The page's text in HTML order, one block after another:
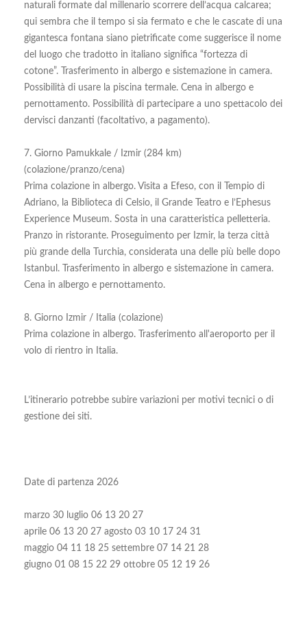
naturali formate dal millenario scorrere dell’acqua calcarea;
qui sembra che il tempo si sia fermato e che le cascate di una
gigantesca fontana siano pietrificate come suggerisce il nome
del luogo che tradotto in italiano significa “fortezza di
cotone”. Trasferimento in albergo e sistemazione in camera.
Possibilità di usare la piscina termale. Cena in albergo e
pernottamento. Possibilità di partecipare a uno spettacolo dei
dervisci danzanti (facoltativo, a pagamento).
7. Giorno Pamukkale / Izmir (284 km)
(colazione/pranzo/cena)
Prima colazione in albergo. Visita a Efeso, con il Tempio di
Adriano, la Biblioteca di Celsio, il Grande Teatro e l’Ephesus
Experience Museum. Sosta in una caratteristica pelletteria.
Pranzo in ristorante. Proseguimento per Izmir, la terza città
più grande della Turchia, considerata una delle più belle dopo
Istanbul. Trasferimento in albergo e sistemazione in camera.
Cena in albergo e pernottamento.
8. Giorno Izmir / Italia (colazione)
Prima colazione in albergo. Trasferimento all'aeroporto per il
volo di rientro in Italia.
L’itinerario potrebbe subire variazioni per motivi tecnici o di
gestione dei siti.
Date di partenza 2026
marzo 30 luglio 06 13 20 27
aprile 06 13 20 27 agosto 03 10 17 24 31
maggio 04 11 18 25 settembre 07 14 21 28
giugno 01 08 15 22 29 ottobre 05 12 19 26